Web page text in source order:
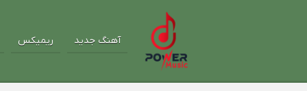
آهنگ جدید ریمیکس